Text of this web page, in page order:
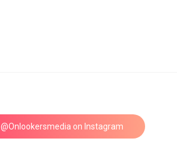
@Onlookersmedia on Instagram
Follow on Instagram